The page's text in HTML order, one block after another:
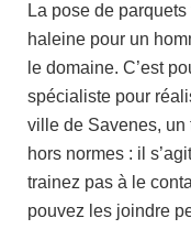
La pose de
haleine pour un
le domaine. C’est
spécialiste pour
ville de Savenes,
hors normes : il
trainez pas à le
pouvez les joindre